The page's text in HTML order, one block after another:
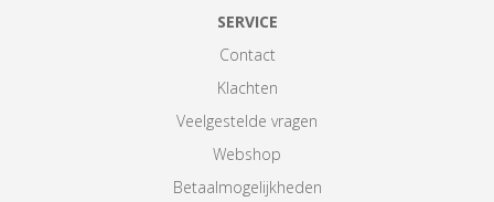
SERVICE
Contact
Klachten
Veelgestelde vragen
Webshop
Betaalmogelijkheden